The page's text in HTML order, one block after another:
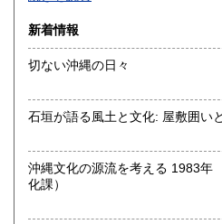
沿線名：信越線
営業時間：10:00～17:00
定休日：-
新着情報
切ない沖縄の日々
沖縄文化の源流を考える 1983年 （沖縄県商工観光部県民文
化課）